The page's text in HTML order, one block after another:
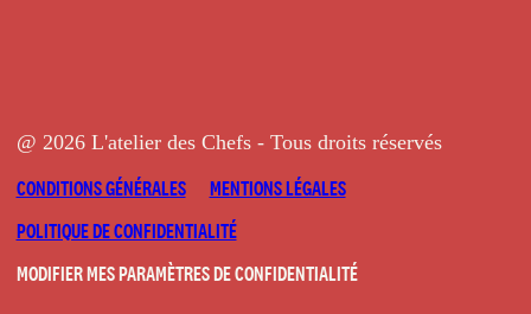
@ 2026 L'atelier des Chefs - Tous droits réservés
CONDITIONS GÉNÉRALES
MENTIONS LÉGALES
POLITIQUE DE CONFIDENTIALITÉ
MODIFIER MES PARAMÈTRES DE CONFIDENTIALITÉ